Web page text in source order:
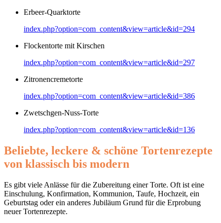
Erbeer-Quarktorte
index.php?option=com_content&view=article&id=294
Flockentorte mit Kirschen
index.php?option=com_content&view=article&id=297
Zitronencremetorte
index.php?option=com_content&view=article&id=386
Zwetschgen-Nuss-Torte
index.php?option=com_content&view=article&id=136
Beliebte, leckere & schöne Tortenrezepte
von klassisch bis modern
Es gibt viele Anlässe für die Zubereitung einer Torte. Oft ist eine
Einschulung, Konfirmation, Kommunion, Taufe, Hochzeit, ein
Geburtstag oder ein anderes Jubiläum Grund für die Erprobung
neuer Tortenrezepte.